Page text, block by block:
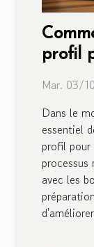
profil
Mar. 03/
Dans le
essentiel
profil
avec les